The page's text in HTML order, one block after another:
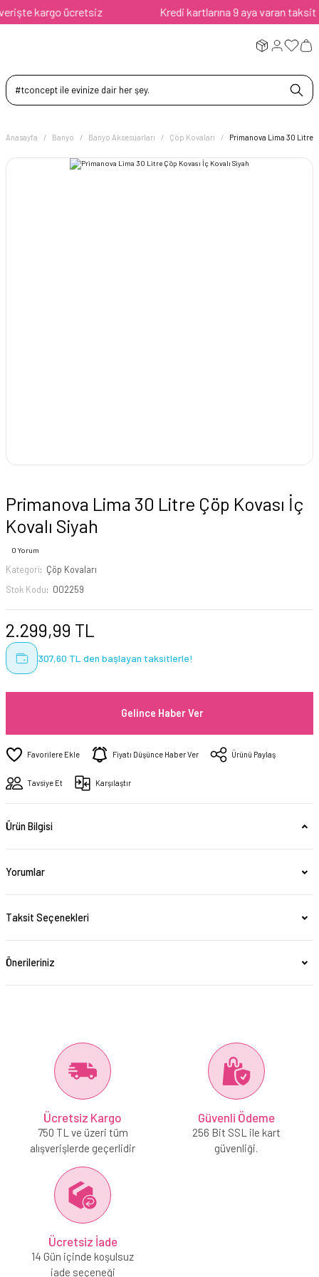
kargo ücretsiz Kredi kartlarına 9 aya varan taksit
Anasayfa Banyo Banyo Aksesuarları Çöp Kovaları Primanova Lima 30 Litre
Primanova Lima 30 Litre Çöp Kovası İç
Kovalı Siyah
0 Yorum
Kategori
Çöp Kovaları
Stok Kodu
002259
2.299,99 TL
307,60 TL den başlayan taksitlerle!
Gelince Haber Ver
Fiyatı Düşünce Haber Ver Ürünü Paylaş
Tavsiye Et Karşılaştır
Ürün Bilgisi
Yorumlar
Taksit Seçenekleri
Önerileriniz
Ücretsiz Kargo
750 TL ve üzeri tüm
alışverişlerde geçerlidir
Güvenli Ödeme
256 Bit SSL ile kart
güvenliği.
Ücretsiz İade
14 Gün içinde koşulsuz
iade seçeneği